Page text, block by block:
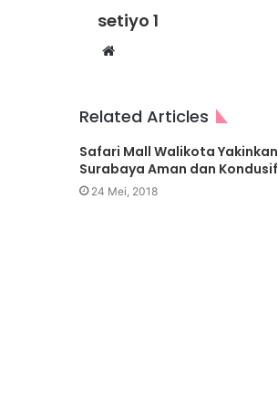
setiyo 1
Website
Related Articles
Safari Mall Walikota Yakinkan
Surabaya Aman dan Kondusif
24 Mei, 2018